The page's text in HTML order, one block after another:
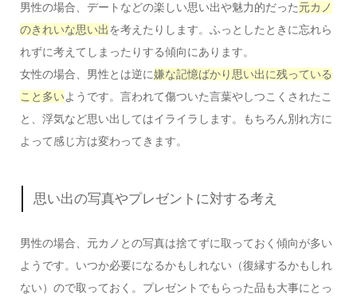
男性の場合、デートなどの楽しい思い出や魅力的だった元カノ
のきれいな思い出を考えたりします。ふっとしたときに忘れら
れずに考えてしまったりする傾向にあります。
女性の場合、男性とは逆に嫌な記憶ばかり思い出に残っている
こと多いようです。言われて傷ついた言葉やしつこくされたこ
と、浮気など思い出してはイライラします。もちろん別れ方に
よって感じ方は変わってきます。
思い出の写真やプレゼントに対する考え
男性の場合、元カノとの写真は捨てずに取っておく傾向が多い
ようです。いつか必要になるかもしれない（復縁するかもしれ
ない）ので取っておく。プレゼントでもらった品も大事にとっ